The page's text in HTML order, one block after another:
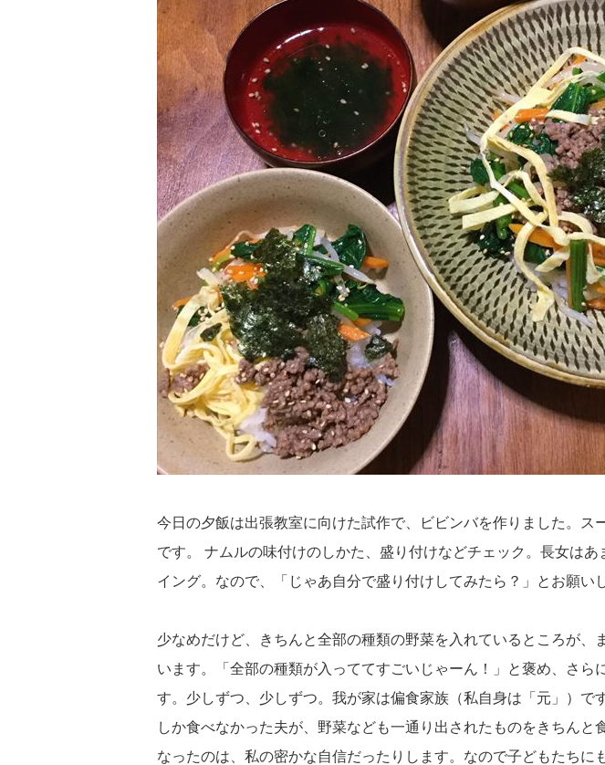
今日の夕飯は出張教室に向けた試作で、ビビンバを作りました。ス
です。 ナムルの味付けのしかた、盛り付けなどチェック。長女はあ
イング。なので、「じゃあ自分で盛り付けしてみたら？」とお願い
少なめだけど、きちんと全部の種類の野菜を入れているところが、
います。「全部の種類が入っててすごいじゃーん！」と褒め、さら
す。少しずつ、少しずつ。我が家は偏食家族（私自身は「元」）で
しか食べなかった夫が、野菜なども一通り出されたものをきちんと
なったのは、私の密かな自信だったりします。なので子どもたちに